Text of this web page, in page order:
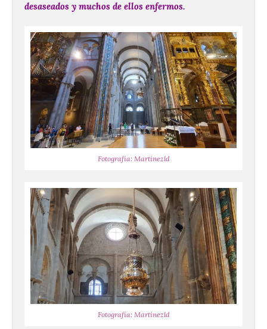
desaseados y muchos de ellos enfermos.
Fotografía: Martínezld
Fotografía: Martínezld